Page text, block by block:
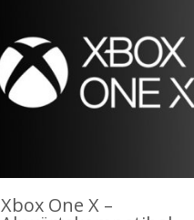
Xbox One X –